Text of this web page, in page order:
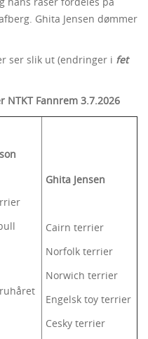
Ghita Jensen dømmer
ser slik ut (endringer i fet
Fannrem 3.7.2026
Ghita Jensen
Cairn terrier
Norfolk terrier
Norwich terrier
Engelsk toy terrier
Cesky terrier